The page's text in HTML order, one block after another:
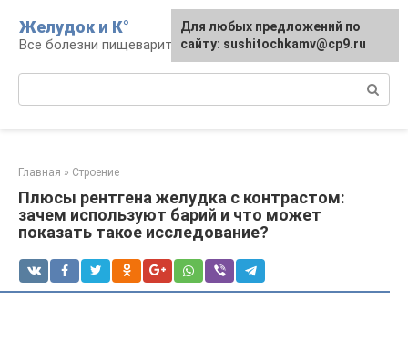
контенту
Желудок и К°
Все болезни пищеварительной системы
Главная » Строение
Плюсы рентгена желудка с контрастом:
зачем используют барий и что может
показать такое исследование?
Для любых предложений по
сайту: podgeludka@cp9.ru
Для любых предложений по
сайту: sushitochkamv@cp9.ru